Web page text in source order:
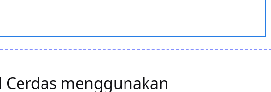
Cerdas menggunakan